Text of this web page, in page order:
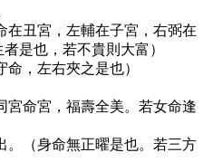
在丑宮，左輔在子宮，右弼在
是也，若不貴則大富）
，左右夾之是也）
宮命宮，福壽全美。若女命逢
。（身命無正曜是也。若三方